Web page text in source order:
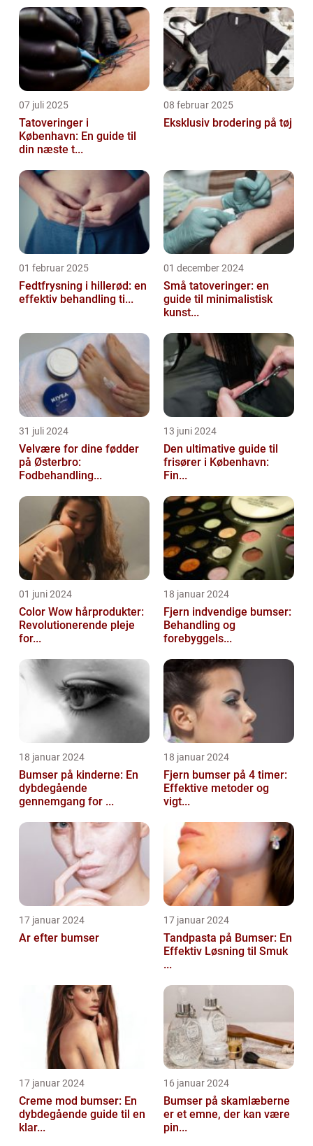
07 juli 2025
Tatoveringer i
København: En guide til
din næste t...
08 februar 2025
Eksklusiv brodering på tøj
01 februar 2025
Fedtfrysning i hillerød: en
effektiv behandling ti...
01 december 2024
Små tatoveringer: en
guide til minimalistisk
kunst...
31 juli 2024
Velvære for dine fødder
på Østerbro:
Fodbehandling...
13 juni 2024
Den ultimative guide til
frisører i København:
Fin...
01 juni 2024
Color Wow hårprodukter:
Revolutionerende pleje
for...
18 januar 2024
Fjern indvendige bumser:
Behandling og
forebyggels...
18 januar 2024
Bumser på kinderne: En
dybdegående
gennemgang for ...
18 januar 2024
Fjern bumser på 4 timer:
Effektive metoder og
vigt...
17 januar 2024
Ar efter bumser
17 januar 2024
Tandpasta på Bumser: En
Effektiv Løsning til Smuk
...
17 januar 2024
Creme mod bumser: En
dybdegående guide til en
klar...
16 januar 2024
Bumser på skamlæberne
er et emne, der kan være
pin...